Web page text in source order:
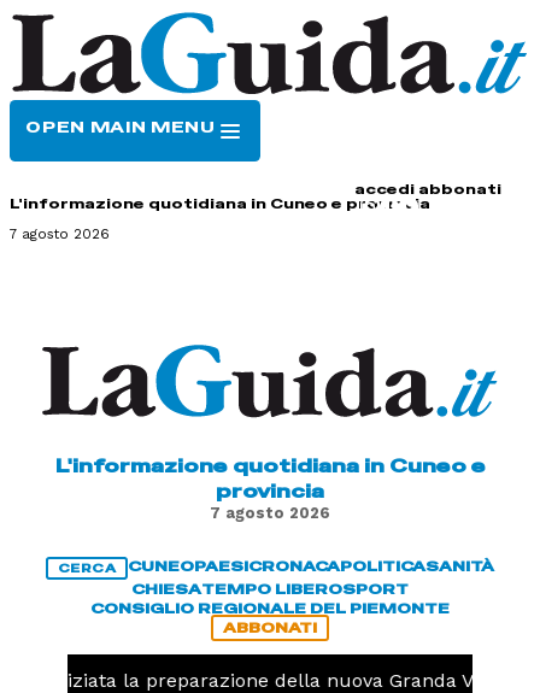
OPEN MAIN MENU
accedi abbonati
L'informazione quotidiana in Cuneo e provincia
7 agosto 2026
L'informazione quotidiana in Cuneo e
provincia
7 agosto 2026
CERCA CUNEOPAESICRONACAPOLITICASANITÀ
CHIESATEMPO LIBEROSPORT
CONSIGLIO REGIONALE DEL PIEMONTE
ABBONATI
iniziata la preparazione della nuova Granda Volley